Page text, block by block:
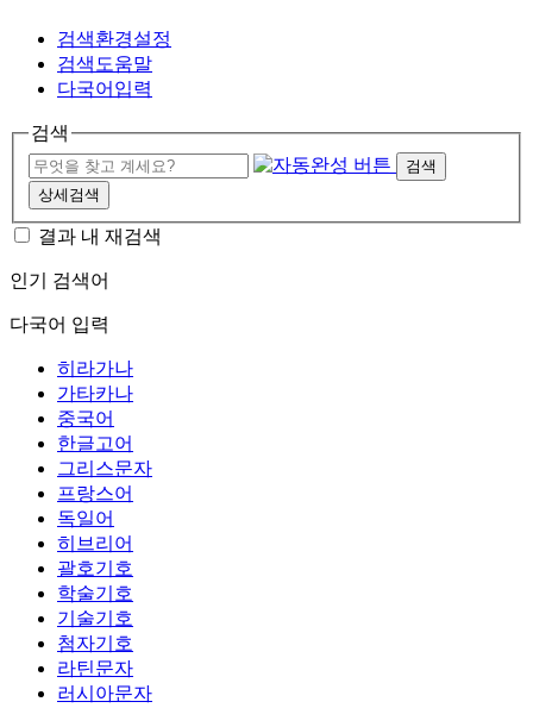
검색환경설정
검색도움말
다국어입력
검색
검색
상세검색
결과 내 재검색
인기 검색어
다국어 입력
히라가나
가타카나
중국어
한글고어
그리스문자
프랑스어
독일어
히브리어
괄호기호
학술기호
기술기호
첨자기호
라틴문자
러시아문자